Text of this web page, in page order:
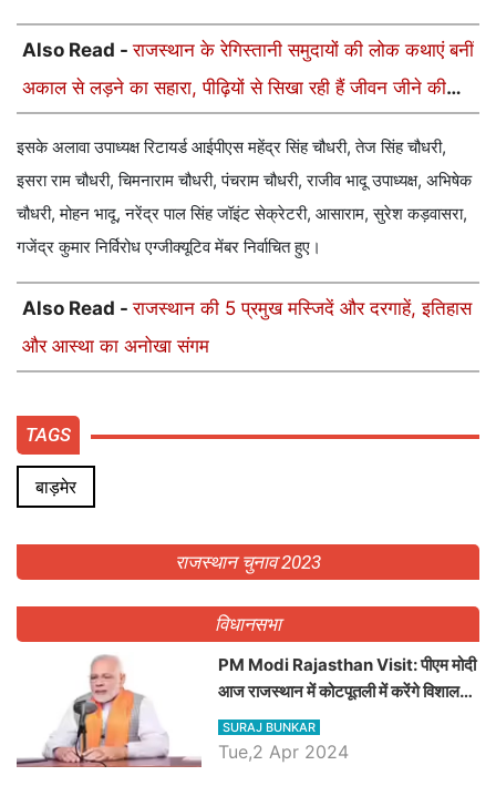
Also Read -राजस्थान के रेगिस्तानी समुदायों की लोक कथाएं बनीं
अकाल से लड़ने का सहारा, पीढ़ियों से सिखा रही हैं जीवन जीने की
इसके अलावा उपाध्यक्ष रिटायर्ड आईपीएस महेंद्र सिंह चौधरी, तेज सिंह चौधरी,
इसरा राम चौधरी, चिमनाराम चौधरी, पंचराम चौधरी, राजीव भादू उपाध्यक्ष, अभिषेक
चौधरी, मोहन भादू, नरेंद्र पाल सिंह जॉइंट सेक्रेटरी, आसाराम, सुरेश कड़वासरा,
गजेंद्र कुमार निर्विरोध एग्जीक्यूटिव मेंबर निर्वाचित हुए।
Also Read -राजस्थान की 5 प्रमुख मस्जिदें और दरगाहें, इतिहास
और आस्था का अनोखा संगम
TAGS
बाड़मेर
राजस्थान चुनाव 2023
विधानसभा
PM Modi Rajasthan Visit: पीएम मोदी
आज राजस्थान में कोटपूतली में करेंगे विशाल
रैली, एक सभा से 8 सीटों पर साधेगें निशाना
SURAJ BUNKAR
Tue,2 Apr 2024